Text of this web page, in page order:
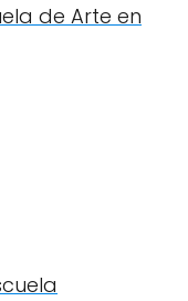
de Arte en